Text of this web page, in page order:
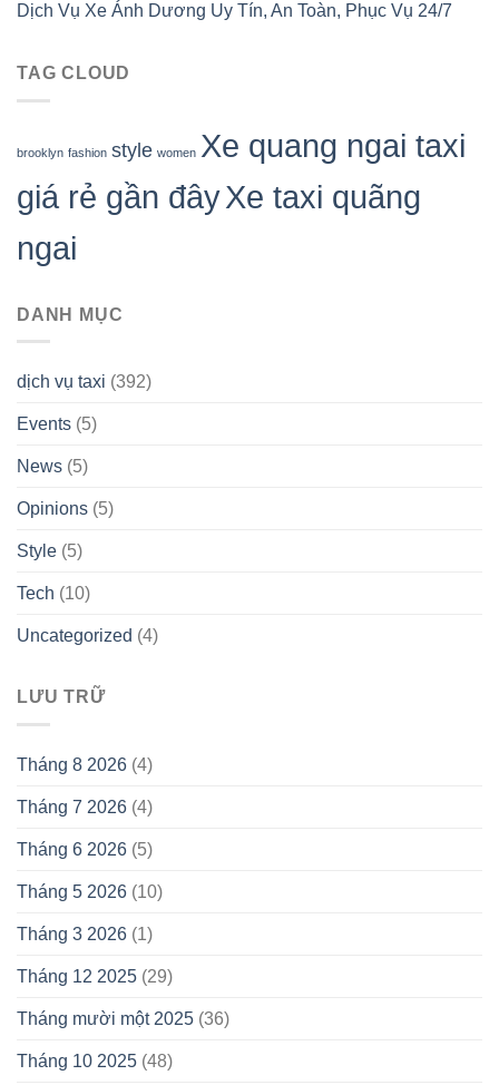
Dịch Vụ Xe Ánh Dương Uy Tín, An Toàn, Phục Vụ 24/7
TAG CLOUD
brooklyn fashion style women Xe quang ngai taxi
giá rẻ gần đâyXe taxi quãng
ngai
DANH MỤC
dịch vụ taxi (392)
Events (5)
News (5)
Opinions (5)
Style (5)
Tech (10)
Uncategorized (4)
LƯU TRỮ
Tháng 8 2026 (4)
Tháng 7 2026 (4)
Tháng 6 2026 (5)
Tháng 5 2026 (10)
Tháng 3 2026 (1)
Tháng 12 2025 (29)
Tháng mười một 2025 (36)
Tháng 10 2025 (48)